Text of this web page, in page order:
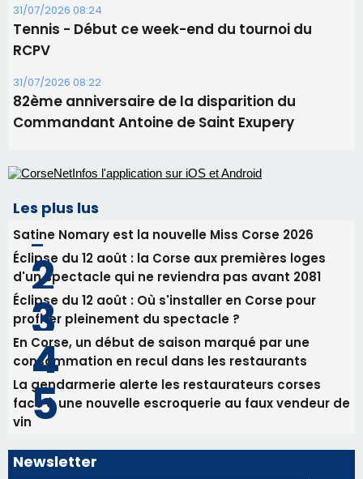
31/07/2026 08:24
Tennis - Début ce week-end du tournoi du
RCPV
31/07/2026 08:22
82ème anniversaire de la disparition du
Commandant Antoine de Saint Exupery
Les plus lus
Satine Nomary est la nouvelle Miss Corse 2026
Éclipse du 12 août : la Corse aux premières loges
d'un spectacle qui ne reviendra pas avant 2081
Éclipse du 12 août : Où s'installer en Corse pour
profiter pleinement du spectacle ?
En Corse, un début de saison marqué par une
consommation en recul dans les restaurants
La gendarmerie alerte les restaurateurs corses
face à une nouvelle escroquerie au faux vendeur de
vin
Newsletter